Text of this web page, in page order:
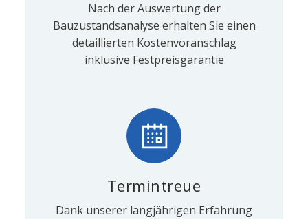
Nach der Auswertung der
Bauzustandsanalyse erhalten Sie einen
detaillierten Kostenvoranschlag
inklusive Festpreisgarantie
Termintreue
Dank unserer langjährigen Erfahrung